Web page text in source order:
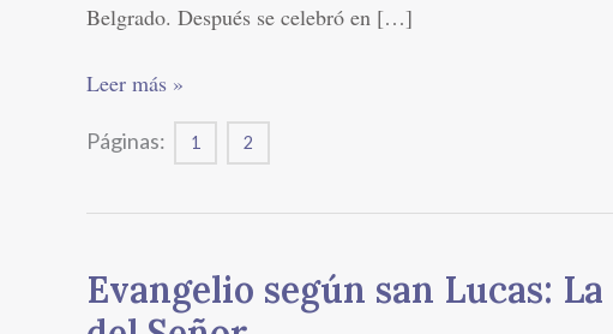
Belgrado. Después se celebró en […]
Leer más »
Páginas: 1 2
Evangelio según san Lucas:
Evangelio
según